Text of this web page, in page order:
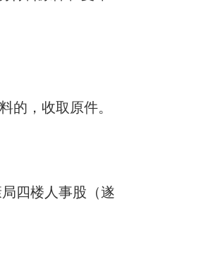
的，收取原件。
四楼人事股（遂